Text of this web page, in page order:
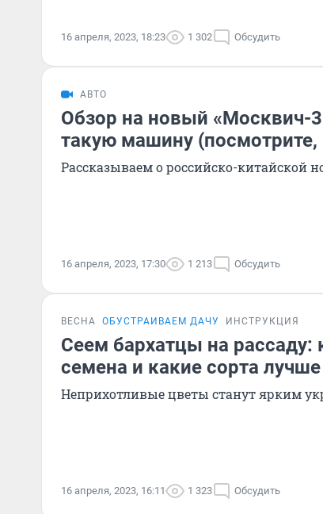
16 апреля, 2023, 18:23 1 302 Обсудить
АВТО
Обзор на новый «Москвич-
такую машину (посмотрите,
Рассказываем о российско-китайской
16 апреля, 2023, 17:30 1 213 Обсудить
ВЕСНА ОБУСТРАИВАЕМ ДАЧУ ИНСТРУКЦИЯ
Сеем бархатцы на рассаду:
семена и какие сорта
Неприхотливые цветы станут ярким
16 апреля, 2023, 16:11 1 323 Обсудить